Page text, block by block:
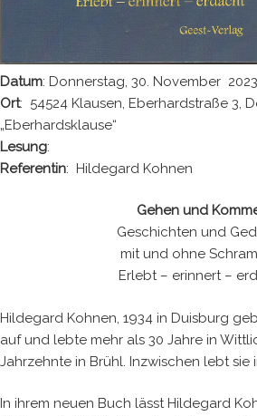
Datum: Donnerstag, 30. November
Ort: 54524 Klausen, Eberhardstraße 3,
„Eberhardsklause“
Lesung:
Referentin: Hildegard Kohnen
Gehen und
Geschichten und
mit und ohne
Erlebt – erinnert –
Hildegard Kohnen, 1934 in Duisburg
auf und lebte mehr als 30 Jahre in
Jahrzehnte in Brühl. Inzwischen lebt sie
In ihrem neuen Buch lässt Hildegard